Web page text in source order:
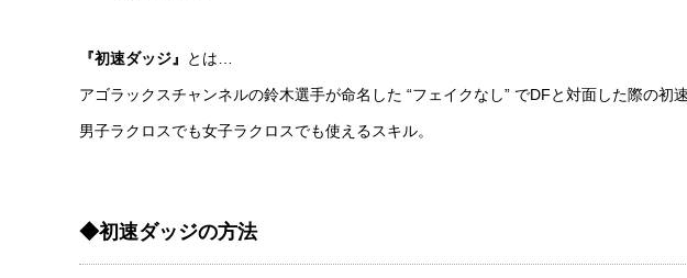
『初速ダッジ』 とは…
アゴラックスチャンネルの鈴木選手が命名した “フェイクなし” でDFと対面した際の初
男子ラクロスでも女子ラクロスでも使えるスキル。
◆初速ダッジの方法